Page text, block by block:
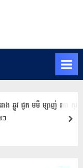
លូវ ជូត មមី ម្សាញ់ រកា កុរ
ៗ